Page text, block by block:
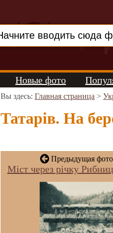
Новые фото
Вы здесь: Главная страница >
Татарів. На
Предыдущая
Міст через річку